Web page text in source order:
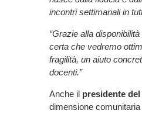
incontri settimanali in
“Grazie alla
certa che vedremo
fragilità, un aiuto
docenti.”
Anche il presidente
dimensione comunitaria